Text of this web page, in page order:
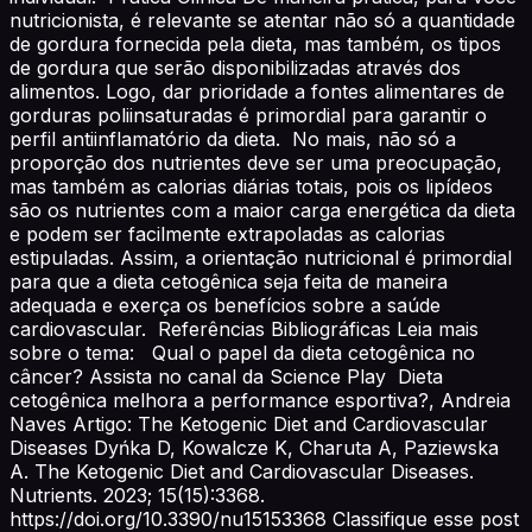
nutricionista, é relevante se atentar não só a quantidade
de gordura fornecida pela dieta, mas também, os tipos
de gordura que serão disponibilizadas através dos
alimentos. Logo, dar prioridade a fontes alimentares de
gorduras poliinsaturadas é primordial para garantir o
perfil antiinflamatório da dieta. No mais, não só a
proporção dos nutrientes deve ser uma preocupação,
mas também as calorias diárias totais, pois os lipídeos
são os nutrientes com a maior carga energética da dieta
e podem ser facilmente extrapoladas as calorias
estipuladas. Assim, a orientação nutricional é primordial
para que a dieta cetogênica seja feita de maneira
adequada e exerça os benefícios sobre a saúde
cardiovascular. Referências Bibliográficas Leia mais
sobre o tema: Qual o papel da dieta cetogênica no
câncer? Assista no canal da Science Play Dieta
cetogênica melhora a performance esportiva?, Andreia
Naves Artigo: The Ketogenic Diet and Cardiovascular
Diseases Dyńka D, Kowalcze K, Charuta A, Paziewska
A. The Ketogenic Diet and Cardiovascular Diseases.
Nutrients. 2023; 15(15):3368.
https://doi.org/10.3390/nu15153368 Classifique esse post